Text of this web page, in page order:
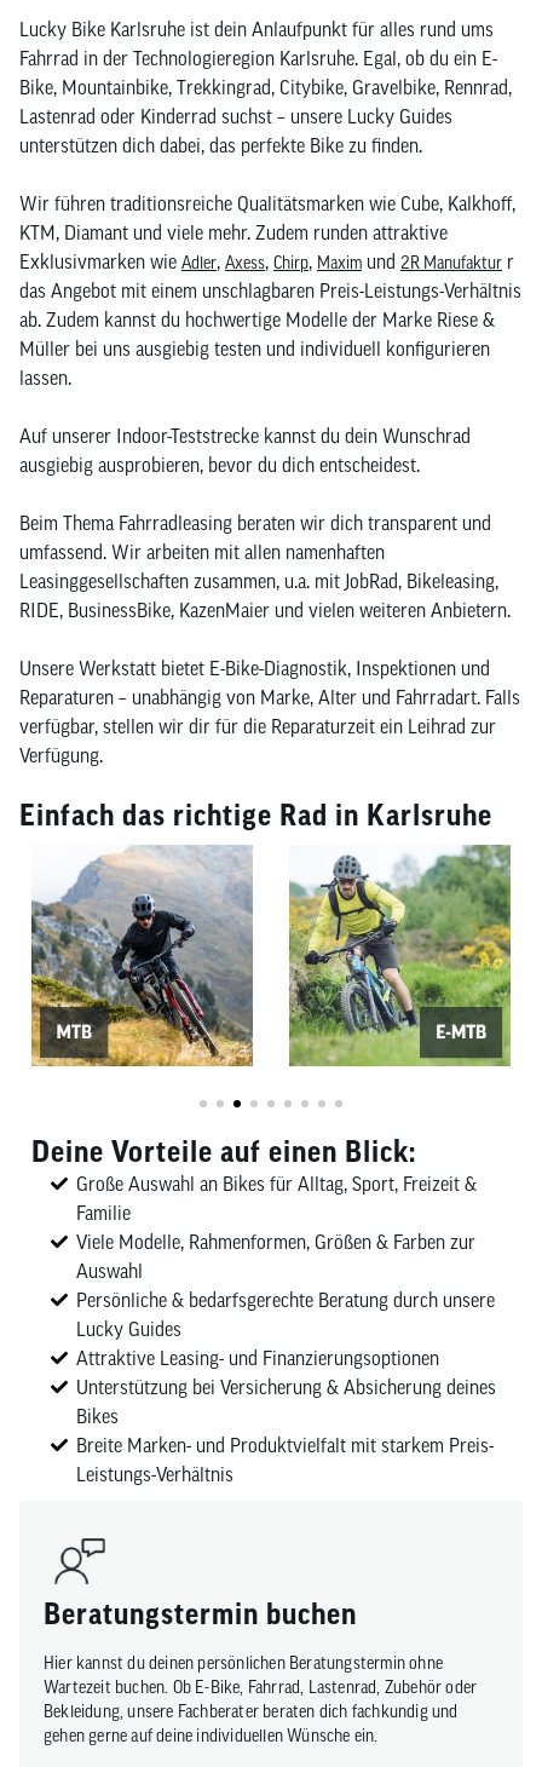
Lucky Bike Karlsruhe ist dein Anlaufpunkt für alles rund ums
Fahrrad in der Technologieregion Karlsruhe. Egal, ob du ein E-
Bike, Mountainbike, Trekkingrad, Citybike, Gravelbike, Rennrad,
Lastenrad oder Kinderrad suchst – unsere Lucky Guides
unterstützen dich dabei, das perfekte Bike zu finden.
Wir führen traditionsreiche Qualitätsmarken wie Cube, Kalkhoff,
KTM, Diamant und viele mehr. Zudem runden attraktive
Exklusivmarken wie Adler, Axess, Chirp, Maxim und 2R Manufaktur r
das Angebot mit einem unschlagbaren Preis-Leistungs-Verhältnis
ab. Zudem kannst du hochwertige Modelle der Marke Riese &
Müller bei uns ausgiebig testen und individuell konfigurieren
lassen.
Auf unserer Indoor-Teststrecke kannst du dein Wunschrad
ausgiebig ausprobieren, bevor du dich entscheidest.
Beim Thema Fahrradleasing beraten wir dich transparent und
umfassend. Wir arbeiten mit allen namenhaften
Leasinggesellschaften zusammen, u.a. mit JobRad, Bikeleasing,
RIDE, BusinessBike, KazenMaier und vielen weiteren Anbietern.
Unsere Werkstatt bietet E-Bike-Diagnostik, Inspektionen und
Reparaturen – unabhängig von Marke, Alter und Fahrradart. Falls
verfügbar, stellen wir dir für die Reparaturzeit ein Leihrad zur
Verfügung.
Einfach das richtige Rad in Karlsruhe
Deine Vorteile auf einen Blick:
Große Auswahl an Bikes für Alltag, Sport, Freizeit &
Familie
Viele Modelle, Rahmenformen, Größen & Farben zur
Auswahl
Persönliche & bedarfsgerechte Beratung durch unsere
Lucky Guides
Attraktive Leasing- und Finanzierungsoptionen
Unterstützung bei Versicherung & Absicherung deines
Bikes
Breite Marken- und Produktvielfalt mit starkem Preis-
Leistungs-Verhältnis
Beratungstermin buchen
Hier kannst du deinen persönlichen Beratungstermin ohne
Wartezeit buchen. Ob E-Bike, Fahrrad, Lastenrad, Zubehör oder
Bekleidung, unsere Fachberater beraten dich fachkundig und
gehen gerne auf deine individuellen Wünsche ein.